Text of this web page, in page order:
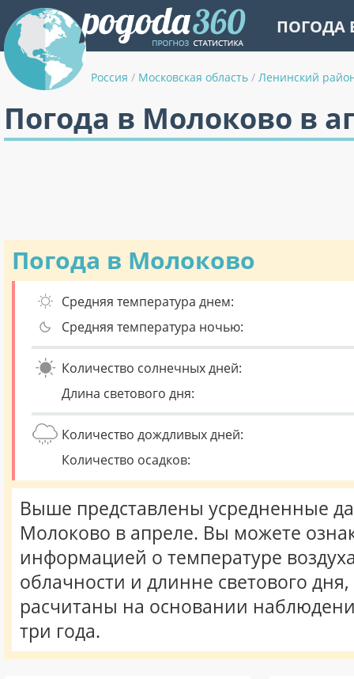
ПОГОДА
Россия / Московская область / Ленинский
Погода в Молоково в
Погода в Молоково
Средняя температура днем:
Средняя температура ночью:
Количество солнечных дней:
Длина светового дня:
Количество дождливых дней:
Количество осадков:
Выше представлены усредненные
Молоково в апреле. Вы можете
информацией о температуре
облачности и длинне светового
расчитаны на основании
три года.